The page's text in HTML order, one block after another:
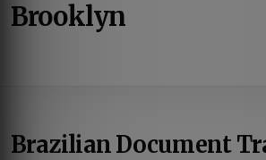
Brooklyn
Brazilian Document